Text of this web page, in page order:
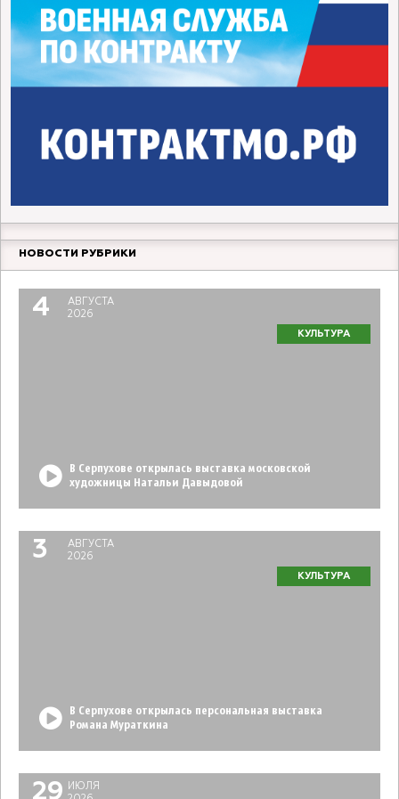
НОВОСТИ РУБРИКИ
4
АВГУСТА
2026
КУЛЬТУРА
В Серпухове открылась выставка московской
художницы Натальи Давыдовой
3
АВГУСТА
2026
КУЛЬТУРА
В Серпухове открылась персональная выставка
Романа Мураткина
29
ИЮЛЯ